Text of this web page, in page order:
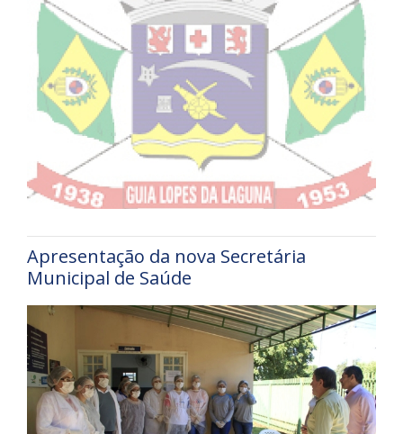
Apresentação da nova Secretária
Municipal de Saúde